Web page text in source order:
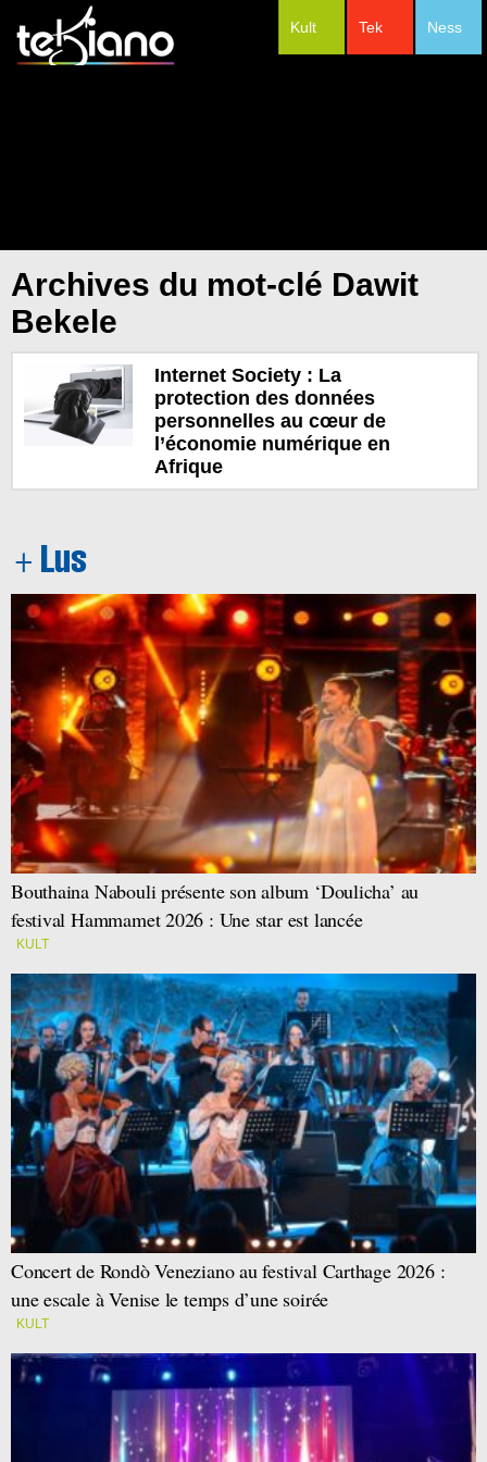
Ness
Tek
Kult
Archives du mot-clé Dawit
Bekele
Internet Society : La
protection des données
personnelles au cœur de
l’économie numérique en
Afrique
Bouthaina Nabouli présente son album ‘Doulicha’ au
festival Hammamet 2026 : Une star est lancée
KULT
Concert de Rondò Veneziano au festival Carthage 2026 :
une escale à Venise le temps d’une soirée
KULT